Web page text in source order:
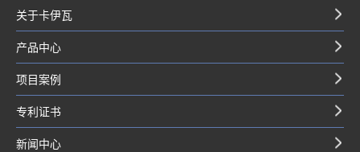
关于卡伊瓦
产品中心
项目案例
专利证书
新闻中心